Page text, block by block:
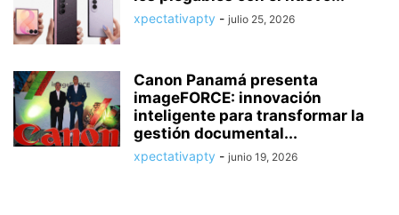
xpectativapty - julio 25, 2026
Canon Panamá presenta
imageFORCE: innovación
inteligente para transformar la
gestión documental...
xpectativapty - junio 19, 2026